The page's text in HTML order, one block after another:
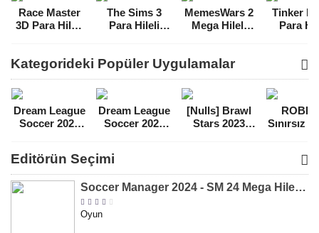
Race Master
3D Para Hileli
The Sims 3
Para Hileli
MemesWars 2
Mega Hileli
Tinker
Para
Kategorideki Popüler Uygulamalar
Dream League
Soccer 2021
[v8.31]
Dream League
Soccer 2022
[Nulls] Brawl
Stars 2023
Sınırsız
Editörün Seçimi
Soccer Manager 2024 - SM 24 Mega Hileli MOD APK indir [v3.0.0]
Oyun